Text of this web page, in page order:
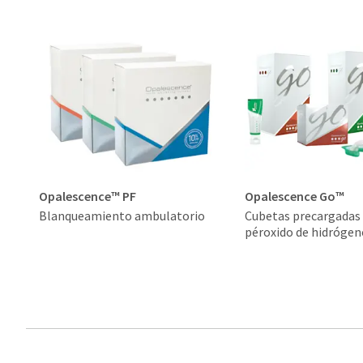
Opalescence™ PF
Blanqueamiento ambulatorio
Opalescence Go™
Cubetas precargadas
péroxido de